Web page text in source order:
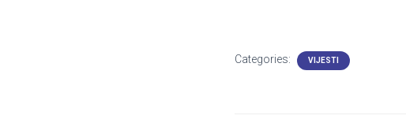
Categories: VIJESTI